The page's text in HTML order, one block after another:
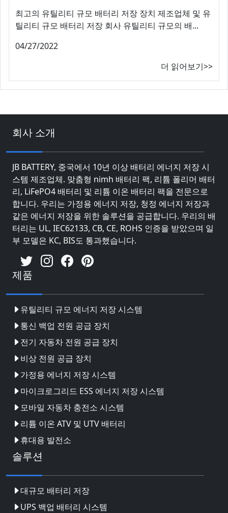
최고의 유틸리티 규모 배터리 저장 장치 제조업체 및 유
틸리티 규모 배터리 저장 회사 유틸리티 규모의 배...
04/27/2022
더 읽어보기>>
회사 소개
JB BATTERY, 중국에서 10년 이상 배터리 에너지 저장 시
스템 제조업체. 맞춤형 nimh 배터리 팩, 리튬 폴리머 배터
리, LiFePO4 배터리 및 리튬 이온 배터리 팩을 전문으로
합니다. 우리는 가정용 에너지 저장, 청정 에너지 저장과
같은 에너지 저장을 위한 솔루션을 공급합니다. 우리의 배
터리는 UL, IEC62133, CB, CE, ROHS 인증을 받았으며 일
부 모델은 KC, BIS도 통과했습니다.
제품
유틸리티 규모 에너지 저장 시스템
통신 백업 전원 공급 장치
전기 자동차 전원 공급 장치
비상 전원 공급 장치
가정용 에너지 저장 시스템
마이크로그리드 ESS 에너지 저장 시스템
모바일 자동차 충전소 시스템
리튬 이온 ATV 및 UTV 배터리
휴대용 발전소
솔루션
대규모 배터리 저장
UPS 백업 배터리 시스템